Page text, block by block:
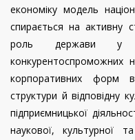
економіку модель
спирається на активну
роль держави у
конкурентоспроможних
корпоративних форм
структури й відповідну
підприємницької
наукової, культурної